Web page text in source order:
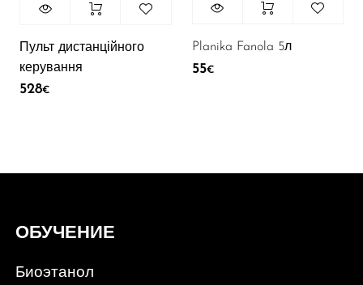
Пульт дистанційного
керування
528€
Planika Fanola 5л
55€
ОБУЧЕНИЕ
Биоэтанол